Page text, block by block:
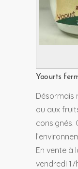
Yaourts
Désormais
ou aux
consignés.
En vente à
vendredi